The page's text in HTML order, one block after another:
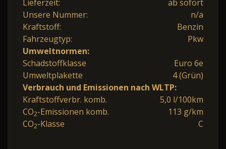
Lieferzeit:
ab sofort
Unsere Nummer:
n/a
Kraftstoff:
Benzin
Fahrzeugtyp:
Pkw
Umweltnormen:
Schadstoffklasse
Euro 6e
Umweltplakette
4 (Grün)
Verbrauch und Emissionen nach WLTP:
Kraftstoffverbr. komb.
5,0 l/100km
CO2-Emissionen komb.
113 g/km
CO2-Klasse C